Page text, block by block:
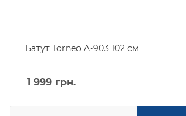
Батут Torneo A-903 102 см
1 999 грн.